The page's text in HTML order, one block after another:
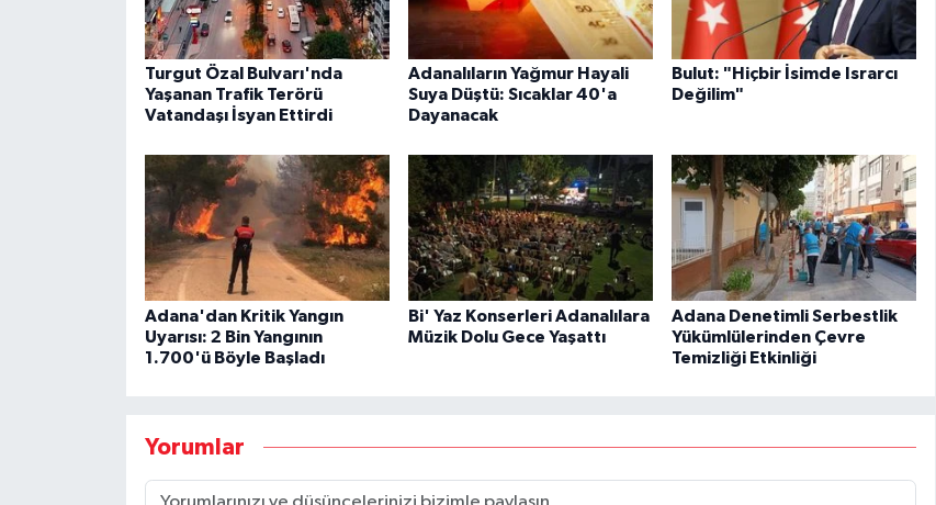
Turgut Özal Bulvarı'nda
Yaşanan Trafik Terörü
Vatandaşı İsyan Ettirdi
Adanalıların Yağmur Hayali
Suya Düştü: Sıcaklar 40'a
Dayanacak
Bulut: "Hiçbir İsimde Israrcı
Değilim"
Adana'dan Kritik Yangın
Uyarısı: 2 Bin Yangının
1.700'ü Böyle Başladı
Bi' Yaz Konserleri Adanalılara
Müzik Dolu Gece Yaşattı
Adana Denetimli Serbestlik
Yükümlülerinden Çevre
Temizliği Etkinliği
Yorumlar